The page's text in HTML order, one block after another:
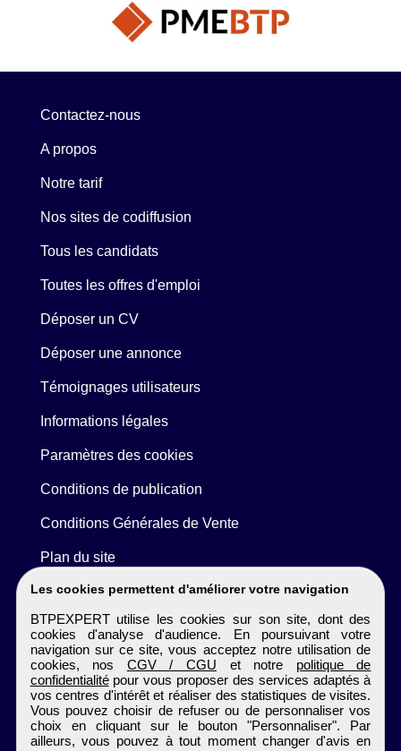
Les cookies permettent d'améliorer votre navigation
BTPEXPERT utilise les cookies sur son site, dont des
cookies d'analyse d'audience. En poursuivant votre
navigation sur ce site, vous acceptez notre utilisation de
cookies, nos CGV / CGU et notre politique de
confidentialitépour vous proposer des services adaptés à
vos centres d'intérêt et réaliser des statistiques de visites.
Vous pouvez choisir de refuser ou de personnaliser vos
choix en cliquant sur le bouton "Personnaliser". Par
ailleurs, vous pouvez à tout moment changer d'avis en
Contactez-nous
A propos
Notre tarif
Nos sites de codiffusion
Tous les candidats
Toutes les offres d'emploi
Déposer un CV
Déposer une annonce
Témoignages utilisateurs
Informations légales
Paramètres des cookies
Conditions de publication
Conditions Générales de Vente
Plan du site